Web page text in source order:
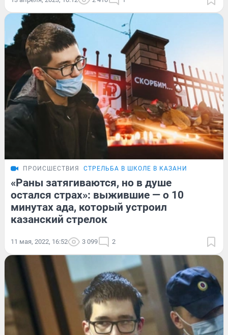
ПРОИСШЕСТВИЯ СТРЕЛЬБА В ШКОЛЕ В КАЗАНИ
«Раны затягиваются, но в душе
остался страх»: выжившие — о 10
минутах ада, который устроил
казанский стрелок
11 мая, 2022, 16:52 3 099 2